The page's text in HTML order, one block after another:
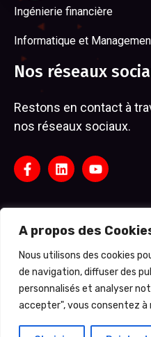
A propos des
Nous utilisons des cookies
de navigation, diffuser des
personnalisés et analyser
accepter", vous consentez
Ingénierie financière
Informatique et
Nos réseaux
Restons en contact à
nos réseaux sociaux.
LeRéflexe: nous sommes au
Conakry, Niger, Burkina Faso,